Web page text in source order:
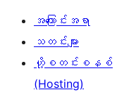
အကြောင်းအရာ
သတင်းများ
ဟို့စတင်းစနစ်
(Hosting)